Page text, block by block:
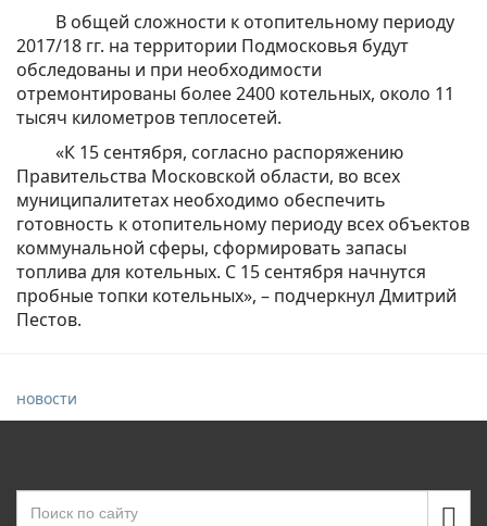
В общей сложности к отопительному периоду
2017/18 гг. на территории Подмосковья будут
обследованы и при необходимости
отремонтированы более 2400 котельных, около 11
тысяч километров теплосетей.
«К 15 сентября, согласно распоряжению
Правительства Московской области, во всех
муниципалитетах необходимо обеспечить
готовность к отопительному периоду всех объектов
коммунальной сферы, сформировать запасы
топлива для котельных. С 15 сентября начнутся
пробные топки котельных», – подчеркнул Дмитрий
Пестов.
новости